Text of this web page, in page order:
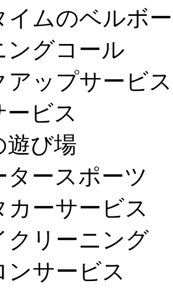
イムのベルボ
ングコール
アップサービス
ービス
遊び場
タースポーツ
カーサービス
クリーニング
ンサービス